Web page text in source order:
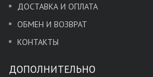
ДОСТАВКА И ОПЛАТА
ОБМЕН И ВОЗВРАТ
КОНТАКТЫ
ДОПОЛНИТЕЛЬНО